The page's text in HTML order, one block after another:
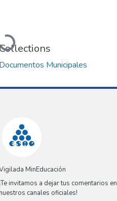
Documentos Municipales
MinEducación
invitamos a dejar tus comentarios en
canales oficiales!